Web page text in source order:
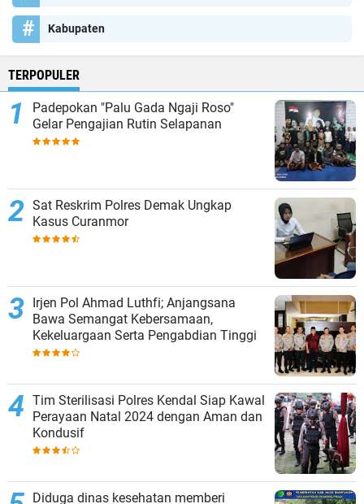
Kabupaten
TERPOPULER
Padepokan "Palu Gada Ngaji Roso"
Gelar Pengajian Rutin Selapanan
Sat Reskrim Polres Demak Ungkap
Kasus Curanmor
Irjen Pol Ahmad Luthfi; Anjangsana
Bawa Semangat Kebersamaan,
Kekeluargaan Serta Pengabdian Tinggi
Tim Sterilisasi Polres Kendal Siap Kawal
Perayaan Natal 2024 dengan Aman dan
Kondusif
Diduga dinas kesehatan memberi